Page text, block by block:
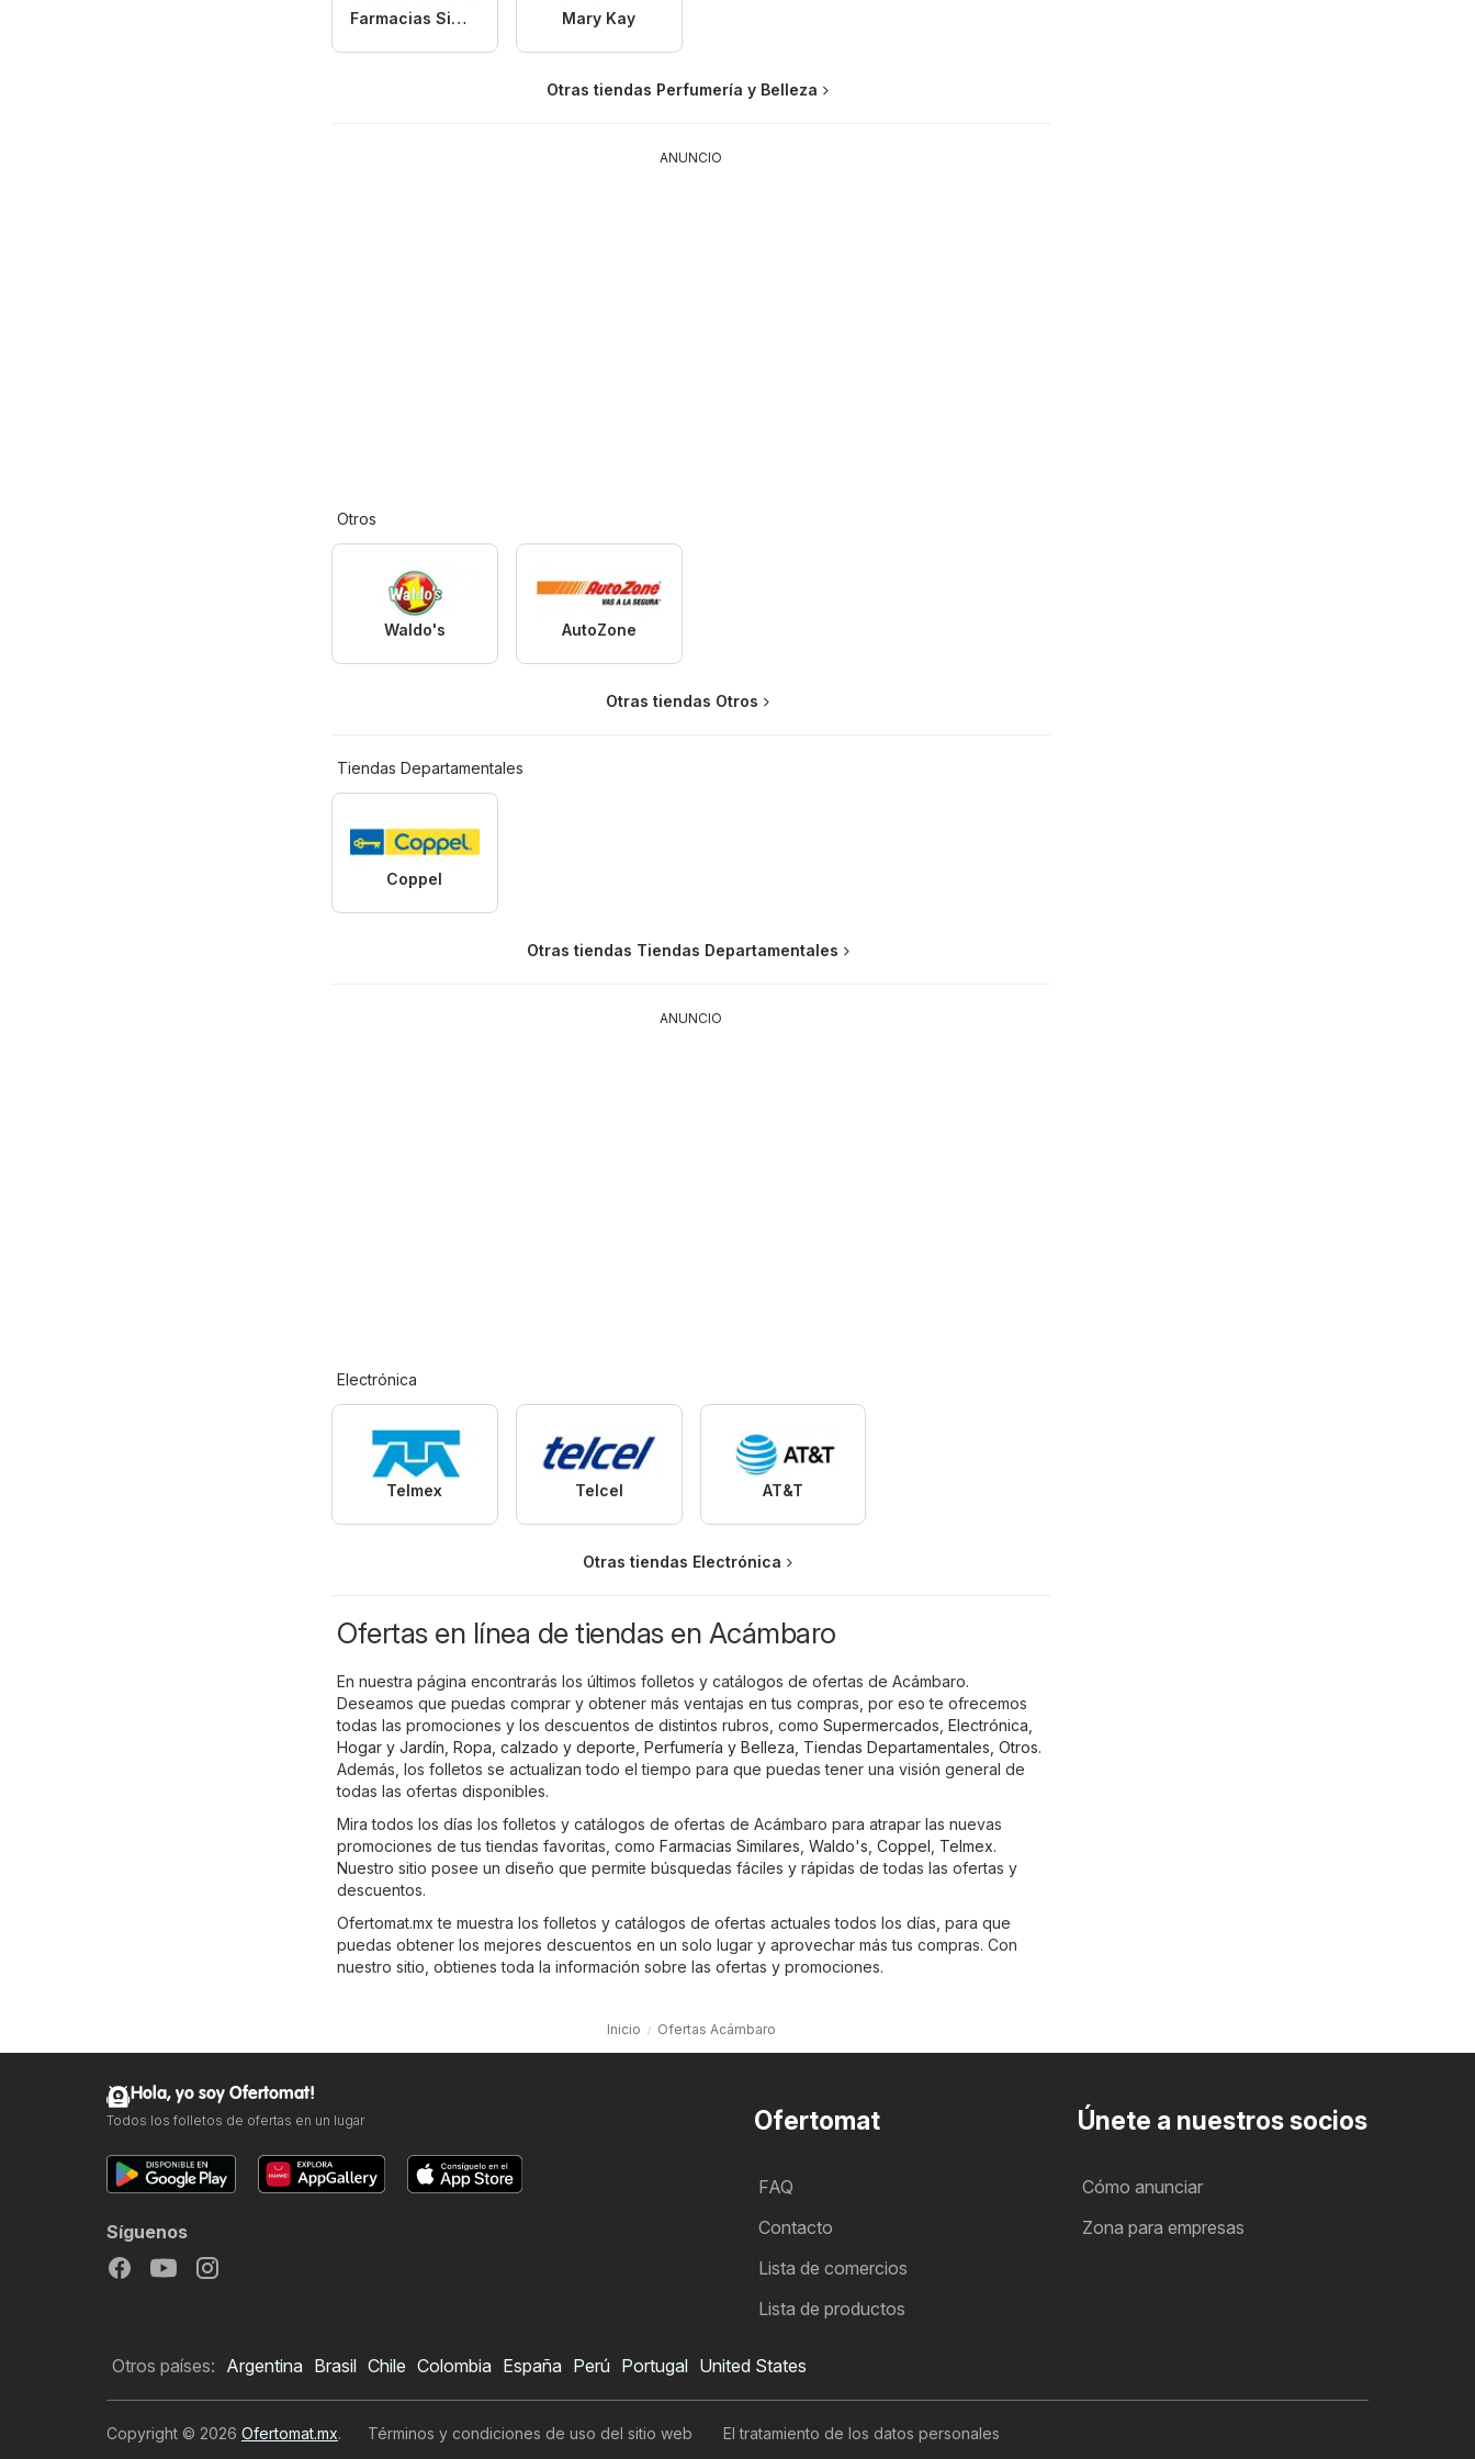
Farmacias Similares Mary Kay
Otras tiendas Perfumería y Belleza
ANUNCIO
Otros
Waldo's AutoZone
Otras tiendas Otros
Tiendas Departamentales
Coppel
Otras tiendas Tiendas Departamentales
ANUNCIO
Electrónica
Telmex Telcel AT&T
Otras tiendas Electrónica
Ofertas en línea de tiendas en Acámbaro
En nuestra página encontrarás los últimos folletos y catálogos de ofertas de Acámbaro.
Deseamos que puedas comprar y obtener más ventajas en tus compras, por eso te ofrecemos
todas las promociones y los descuentos de distintos rubros, como Supermercados Electrónica
Hogar y Jardín Ropa, calzado y deporte Perfumería y Belleza Tiendas Departamentales Otros.
Además, los folletos se actualizan todo el tiempo para que puedas tener una visión general de
todas las ofertas disponibles.
Mira todos los días los folletos y catálogos de ofertas de Acámbaro para atrapar las nuevas
promociones de tus tiendas favoritas, como Farmacias Similares Waldo's Coppel Telmex.
Nuestro sitio posee un diseño que permite búsquedas fáciles y rápidas de todas las ofertas y
descuentos.
Ofertomat.mx te muestra los folletos y catálogos de ofertas actuales todos los días, para que
puedas obtener los mejores descuentos en un solo lugar y aprovechar más tus compras. Con
nuestro sitio, obtienes toda la información sobre las ofertas y promociones.
Inicio Ofertas Acámbaro
Ofertomat
FAQ
Contacto
Lista de comercios
Lista de productos
Únete a nuestros socios
Cómo anunciar
Zona para empresas
Hola, yo soy Ofertomat!
Todos los folletos de ofertas en un lugar
Síguenos
Otros países: Argentina Brasil Chile Colombia España Perú Portugal United States
Copyright © 2026 Ofertomat.mx. Términos y condiciones de uso del sitio web El tratamiento de los datos personales